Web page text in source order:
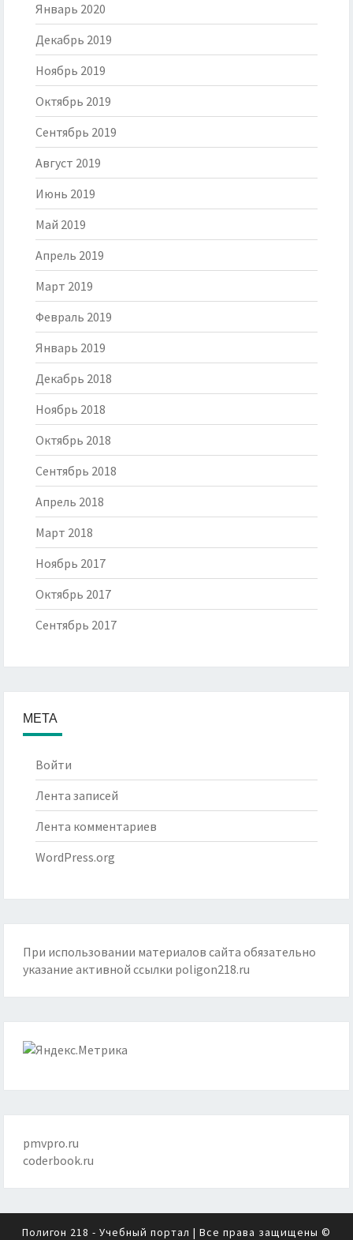
Январь 2020
Декабрь 2019
Ноябрь 2019
Октябрь 2019
Сентябрь 2019
Август 2019
Июнь 2019
Май 2019
Апрель 2019
Март 2019
Февраль 2019
Январь 2019
Декабрь 2018
Ноябрь 2018
Октябрь 2018
Сентябрь 2018
Апрель 2018
Март 2018
Ноябрь 2017
Октябрь 2017
Сентябрь 2017
МЕТА
Войти
Лента записей
Лента комментариев
WordPress.org
При использовании материалов сайта обязательно
указание активной ссылки poligon218.ru
pmvpro.ru
coderbook.ru
Полигон 218 - Учебный портал | Все права защищены ©